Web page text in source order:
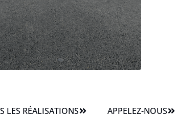
LES RÉALISATIONS APPELEZ-NOUS